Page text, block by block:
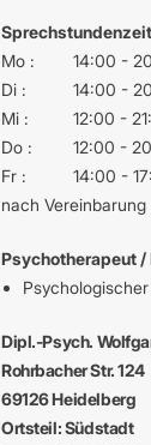
Mo :
14:00 -
Di :
14:00 -
Mi :
12:00 -
Do :
12:00 -
Fr :
14:00 -
nach Vereinbarung
Psychotherapeut
Dipl.-Psych.
Rohrbacher Str. 124
69126 Heidelberg
Ortsteil: Südstadt